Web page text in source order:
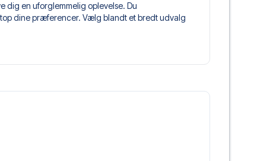
dig en uforglemmelig oplevelse. Du
dine præferencer. Vælg blandt et bredt udvalg
er mere inkluderet end selve billetten. Det kan
til enhver smag og ethvert budget. Fra
prisvenlige alternativer – vi har noget for
Det eneste du skal gøre er at vælge det hotel der
tilbyder, så kontakt os, og vi vil se, hvad vi kan